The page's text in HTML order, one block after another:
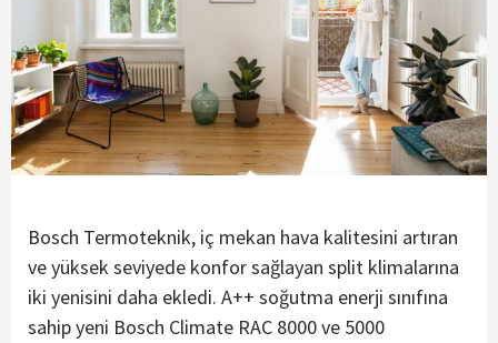
Bosch Termoteknik, iç mekan hava kalitesini artıran
ve yüksek seviyede konfor sağlayan split klimalarına
iki yenisini daha ekledi. A++ soğutma enerji sınıfına
sahip yeni Bosch Climate RAC 8000 ve 5000